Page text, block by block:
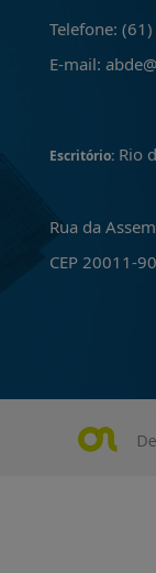
Telefone:
E-mail:
Escritório:Rio
Rua da
CEP 20011-